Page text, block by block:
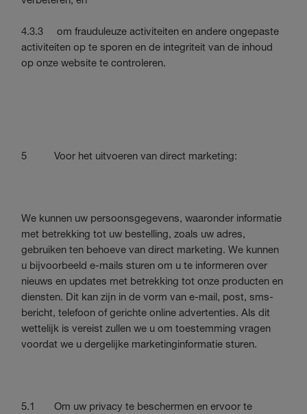
4.3.3 om frauduleuze activiteiten en andere ongepaste
activiteiten op te sporen en de integriteit van de inhoud
op onze website te controleren.
5 Voor het uitvoeren van direct marketing:
We kunnen uw persoonsgegevens, waaronder informatie
met betrekking tot uw bestelling, zoals uw adres,
gebruiken ten behoeve van direct marketing. We kunnen
u bijvoorbeeld e-mails sturen om u te informeren over
nieuws en updates met betrekking tot onze producten en
diensten. Dit kan zijn in de vorm van e-mail, post, sms-
bericht, telefoon of gerichte online advertenties. Als dit
wettelijk is vereist zullen we u om toestemming vragen
voordat we u dergelijke marketinginformatie sturen.
5.1 Om uw privacy te beschermen en ervoor te